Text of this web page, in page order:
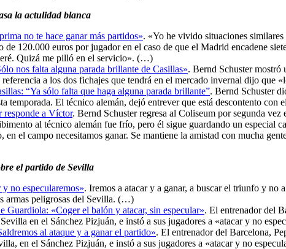
la actulidad blanca
no te hace ganar más partidos». «Yo he vivido situaciones
de 120.000 euros por jugador en el caso de que el Madrid encadene
Quizá me pilló en el servicio». (…)
nos falta alguna parada brillante de Casillas». Bernd Schuster mostró
referencia a los dos fichajes que tendrá en el mercado invernal dijo
“Ya sólo falta que haga alguna parada brillante”. Bernd Schuster
temporada. El técnico alemán, dejó entrever que está descontento
responde a Víctor. Bernd Schuster regresa al Coliseum por segunda
al técnico alemán fue frío, pero él sigue guardando un especial
el campo necesitamos ganar. Se mantiene la amistad con mucha
el partido de Sevilla
y no especularemos». Iremos a atacar y a ganar, a buscar el triunfo y
armas peligrosas del Sevilla. (…)
Guardiola: «Coger el balón y atacar, sin especular». El entrenador del
en el Sánchez Pizjuán, e instó a sus jugadores a «atacar y no
al ataque y a ganar el partido». El entrenador del Barcelona,
en el Sánchez Pizjuán, e instó a sus jugadores a «atacar y no